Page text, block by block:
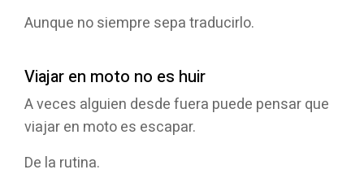
Aunque no siempre sepa traducirlo.
Viajar en moto no es huir
A veces alguien desde fuera puede pensar que
viajar en moto es escapar.
De la rutina.